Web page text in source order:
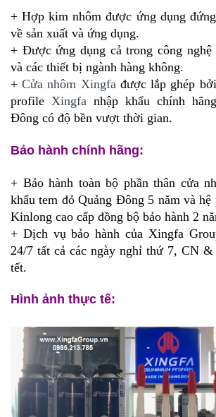
+ Hợp kim nhôm được ứng dụng
về sản xuất và ứng dụng.
+ Được ứng dụng cả trong công nghệ
và các thiết bị ngành hàng không.
+Cửa nhôm Xingfa được lắp ghép
profile Xingfa nhập khẩu chính
Đông có độ bền vượt thời gian.
Bảo hành chính hãng:
+ Bảo hành toàn bộ phần thân cửa
khẩu tem đỏ Quảng Đông 5 năm và
Kinlong cao cấp đồng bộ bảo hành 2
+ Dịch vụ bảo hành của Xingfa
24/7 tất cả các ngày nghỉ thứ 7, CN
tết.
Hình ảnh thực tế: